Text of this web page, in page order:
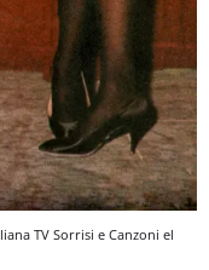
TV Sorrisi e Canzoni el